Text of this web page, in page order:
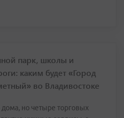
парк, школы и
каким будет «Город
во Владивостоке
но четыре торговых